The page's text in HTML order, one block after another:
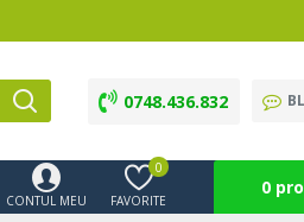
0748.436.832
CONTUL MEU FAVORITE
0
0